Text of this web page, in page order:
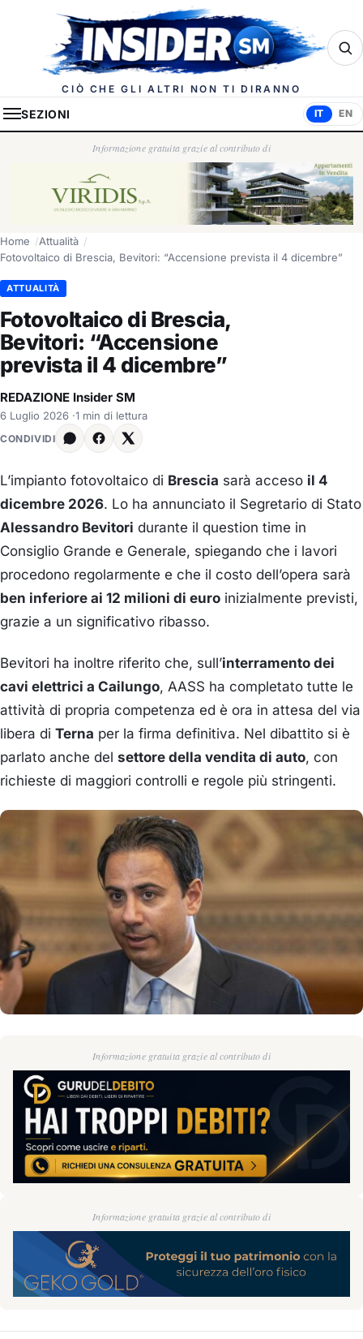
Insider.sm
CIÒ CHE GLI ALTRI NON TI DIRANNO
SEZIONI IT EN
Informazione gratuita grazie al contributo di
Home
Attualità
Fotovoltaico di Brescia, Bevitori: “Accensione prevista il 4 dicembre”
ATTUALITÀ
Fotovoltaico di Brescia,
Bevitori: “Accensione
prevista il 4 dicembre”
REDAZIONE Insider SM
6 Luglio 2026 ·1 min di lettura
CONDIVIDI
L’impianto fotovoltaico di Brescia sarà acceso il 4
dicembre 2026. Lo ha annunciato il Segretario di Stato
Alessandro Bevitori durante il question time in
Consiglio Grande e Generale, spiegando che i lavori
procedono regolarmente e che il costo dell’opera sarà
ben inferiore ai 12 milioni di euro inizialmente previsti,
grazie a un significativo ribasso.
Bevitori ha inoltre riferito che, sull’interramento dei
cavi elettrici a Cailungo, AASS ha completato tutte le
attività di propria competenza ed è ora in attesa del via
libera di Terna per la firma definitiva. Nel dibattito si è
parlato anche del settore della vendita di auto, con
richieste di maggiori controlli e regole più stringenti.
Informazione gratuita grazie al contributo di
Informazione gratuita grazie al contributo di